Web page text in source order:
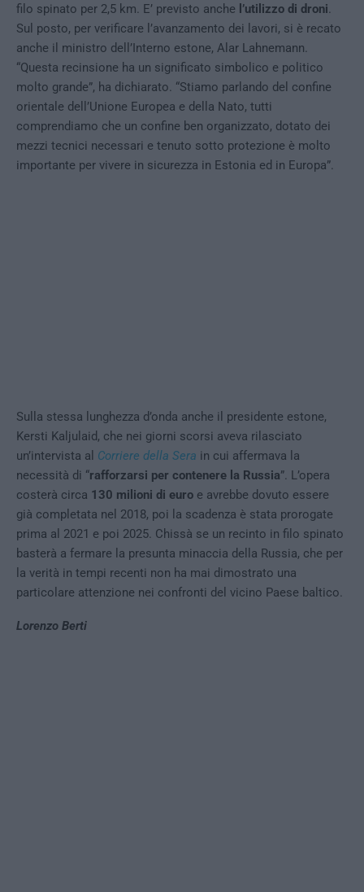
filo spinato per 2,5 km. E’ previsto anche l’utilizzo di droni
Sul posto, per verificare l’avanzamento dei lavori, si è recato
anche il ministro dell’Interno estone, Alar Lahnemann.
“Questa recinsione ha un significato simbolico e politico
molto grande”, ha dichiarato. “Stiamo parlando del confine
orientale dell’Unione Europea e della Nato, tutti
comprendiamo che un confine ben organizzato, dotato dei
mezzi tecnici necessari e tenuto sotto protezione è molto
importante per vivere in sicurezza in Estonia ed in Europa”.
Sulla stessa lunghezza d’onda anche il presidente estone,
Kersti Kaljulaid, che nei giorni scorsi aveva rilasciato
un’intervista al Corriere della Sera in cui affermava la
necessità di “rafforzarsi per contenere la Russia”. L’opera
costerà circa 130 milioni di euro e avrebbe dovuto essere
già completata nel 2018, poi la scadenza è stata prorogate
prima al 2021 e poi 2025. Chissà se un recinto in filo spinato
basterà a fermare la presunta minaccia della Russia, che per
la verità in tempi recenti non ha mai dimostrato una
particolare attenzione nei confronti del vicino Paese baltico.
Lorenzo Berti